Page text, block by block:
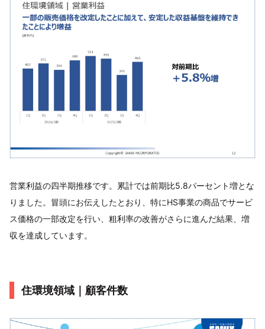
営業利益の四半期推移です。累計では前期比5.8パーセント増とな
りました。冒頭にお伝えしたとおり、特にHS事業の商品でサービ
ス価格の一部改定を行い、粗利率の改善がさらに進んだ結果、増
収を達成しています。
住環境領域｜顧客件数